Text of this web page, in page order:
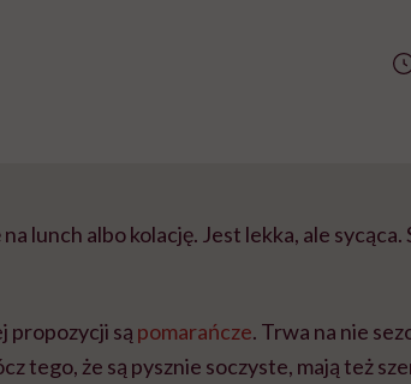
lunch albo kolację. Jest lekka, ale sycąca.
propozycji są pomarańcze. Trwa na nie
tego, że są pysznie soczyste, mają też